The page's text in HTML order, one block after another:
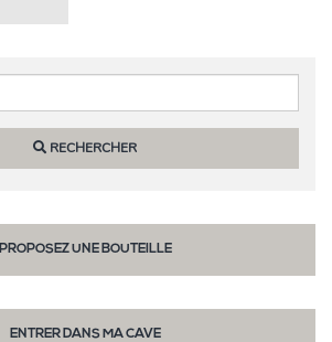
RECHERCHER
PROPOSEZ UNE BOUTEILLE
ENTRER DANS MA CAVE